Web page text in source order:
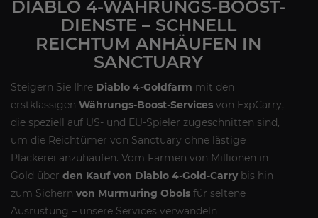
DIABLO 4-WÄHRUNGS-BOOST-
DIENSTE – SCHNELL
REICHTUM ANHÄUFEN IN
SANCTUARY
Steigern Sie Ihre Diablo 4-Goldfarm mit den
erstklassigen Währungs-Boost-Services von ExpCarry,
die speziell auf US- und EU-Spieler zugeschnitten sind,
um die Reichtümer von Sanctuary ohne lästige
Plackerei anzuhäufen. Vom Farmen von Millionen in
Gold über den Kauf von Diablo 4-Gold-Carrybis hin
zum Sichern von Murmuring Obols für seltene
Ausrüstung – unsere Services verwandeln